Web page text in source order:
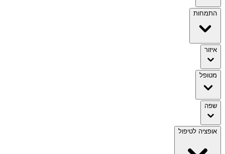
התמחות
איזור
מטופל
שפה
אופציה לטיפול